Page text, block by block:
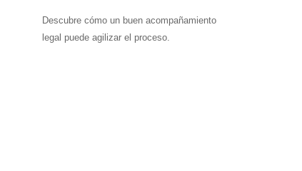
Descubre cómo un buen acompañamiento
legal puede agilizar el proceso.